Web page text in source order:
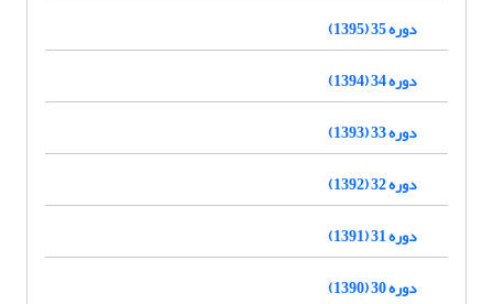
دوره 35 (1395)
دوره 34 (1394)
دوره 33 (1393)
دوره 32 (1392)
دوره 31 (1391)
دوره 30 (1390)